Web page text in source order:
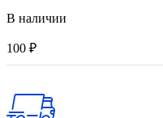
В наличии
100 ₽